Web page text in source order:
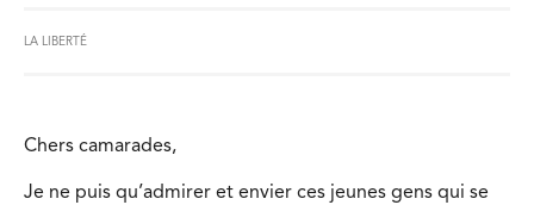
LA LIBERTÉ
Chers camarades,
Je ne puis qu’admirer et envier ces jeunes gens qui se